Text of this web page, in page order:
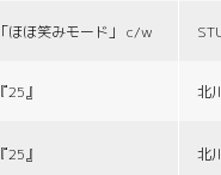
「ほほ笑みモード」 c/w
『25』 北
『25』 北